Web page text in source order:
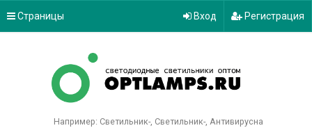
Страницы Вход Регистрация
Например: Светильник- Светильник- Антивирусна